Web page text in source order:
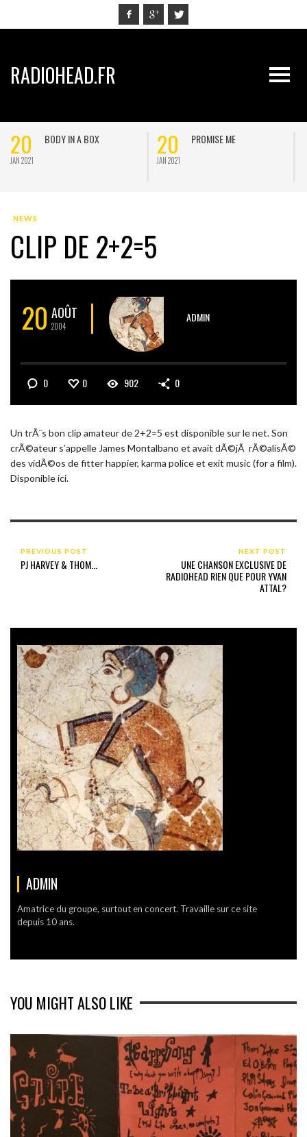
RADIOHEAD.FR
20
JAN 2021
BODY IN A BOX 20
JAN 2021
PROMISE ME
NEWS
CLIP DE 2+2=5
20 AOÛT
2004
ADMIN
0 0 902 0
Un trÃ¨s bon clip amateur de 2+2=5 est disponible sur le net. Son
crÃ©ateur s’appelle James Montalbano et avait dÃ©jÃ rÃ©alisÃ©
des vidÃ©os de fitter happier, karma police et exit music (for a film).
Disponible ici.
PREVIOUS POST
PJ HARVEY & THOM...
NEXT POST
UNE CHANSON EXCLUSIVE DE
RADIOHEAD RIEN QUE POUR YVAN
ATTAL?
ADMIN
Amatrice du groupe, surtout en concert. Travaille sur ce site
depuis 10 ans.
YOU MIGHT ALSO LIKE